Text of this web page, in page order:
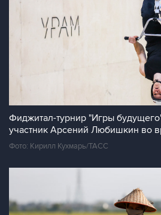
Фиджитал-турнир "Игры
участник Арсений Любишкин во
Фото: Кирилл Кухмарь/ТАСС